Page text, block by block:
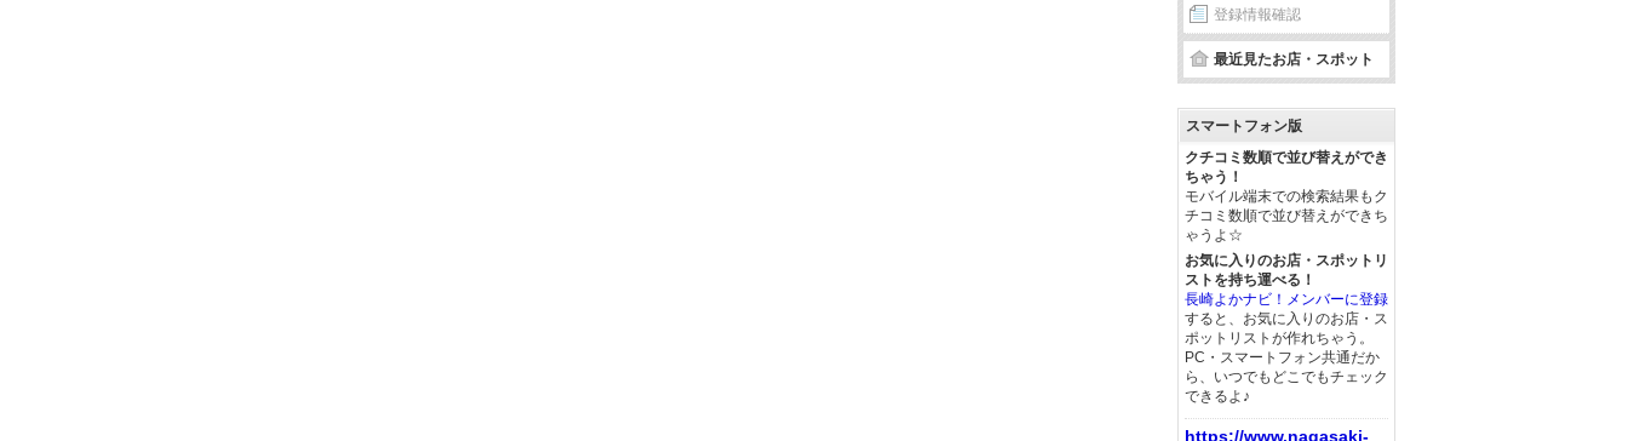
登録情報確認
最近見たお店・スポット
スマートフォン版
クチコミ数順で並び替えができ
ちゃう！
モバイル端末での検索結果もク
チコミ数順で並び替えができち
ゃうよ☆
お気に入りのお店・スポットリ
ストを持ち運べる！
長崎よかナビ！メンバーに登録
すると、お気に入りのお店・ス
ポットリストが作れちゃう。
PC・スマートフォン共通だか
ら、いつでもどこでもチェック
できるよ♪
https://www.nagasaki-